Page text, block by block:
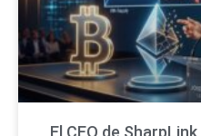
El CEO de